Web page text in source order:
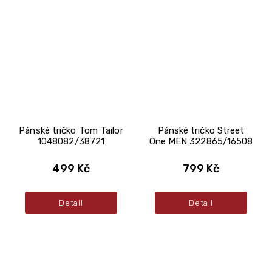
Pánské tričko Tom Tailor
1048082/38721
499 Kč
Detail
Pánské tričko Street
One MEN 322865/16508
799 Kč
Detail